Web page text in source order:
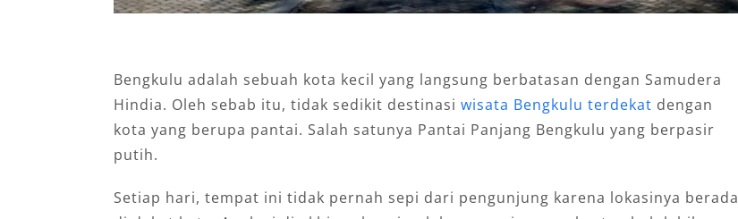
Bengkulu adalah sebuah kota kecil yang langsung berbatasan dengan Samudera
Hindia. Oleh sebab itu, tidak sedikit destinasi wisata Bengkulu terdekat dengan
kota yang berupa pantai. Salah satunya Pantai Panjang Bengkulu yang berpasir
putih.
Setiap hari, tempat ini tidak pernah sepi dari pengunjung karena lokasinya berada